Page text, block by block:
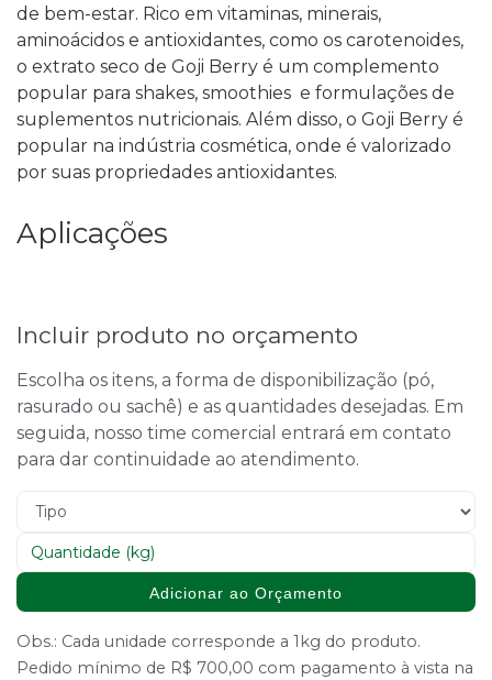
de bem-estar. Rico em vitaminas, minerais,
aminoácidos e antioxidantes, como os carotenoides,
o extrato seco de Goji Berry é um complemento
popular para shakes, smoothies e formulações de
suplementos nutricionais. Além disso, o Goji Berry é
popular na indústria cosmética, onde é valorizado
por suas propriedades antioxidantes.
Aplicações
Incluir produto no orçamento
Escolha os itens, a forma de disponibilização (pó,
rasurado ou sachê) e as quantidades desejadas. Em
seguida, nosso time comercial entrará em contato
para dar continuidade ao atendimento.
Adicionar ao Orçamento
Obs.: Cada unidade corresponde a 1kg do produto.
Pedido mínimo de R$ 700,00 com pagamento à vista na